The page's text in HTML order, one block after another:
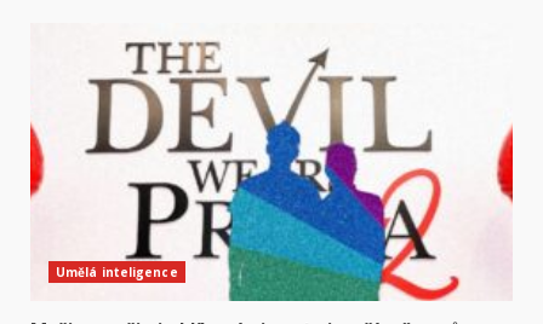
Umělá inteligence